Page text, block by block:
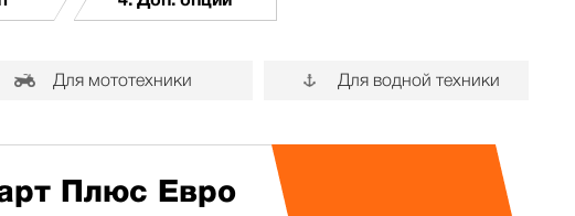
Для мототехники Для водной техники
Плюс Евро